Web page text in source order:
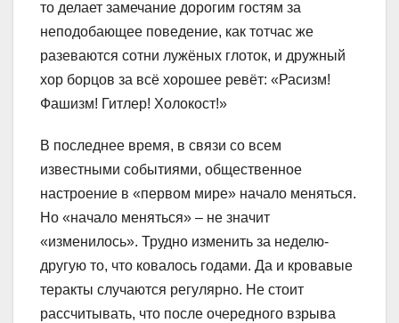
то делает замечание дорогим гостям за
неподобающее поведение, как тотчас же
разеваются сотни лужёных глоток, и дружный
хор борцов за всё хорошее ревёт: «Расизм!
Фашизм! Гитлер! Холокост!»
В последнее время, в связи со всем
известными событиями, общественное
настроение в «первом мире» начало меняться.
Но «начало меняться» – не значит
«изменилось». Трудно изменить за неделю-
другую то, что ковалось годами. Да и кровавые
теракты случаются регулярно. Не стоит
рассчитывать, что после очередного взрыва